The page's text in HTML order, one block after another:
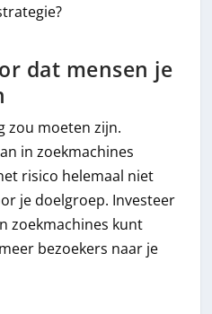
dat mensen je
zou moeten zijn.
in zoekmachines
risico helemaal niet
je doelgroep. Investeer
zoekmachines kunt
bezoekers naar je